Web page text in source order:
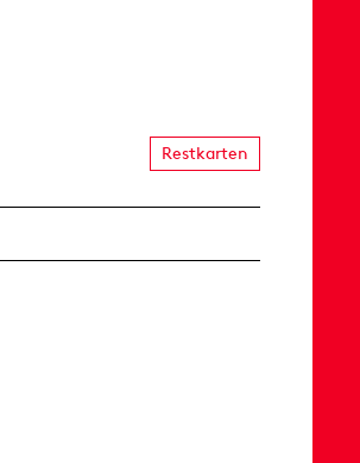
Restkarten